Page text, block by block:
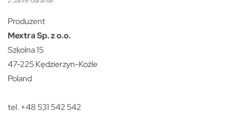
Produzent
Mextra Sp. z o.o.
Szkolna 15
47-225 Kędzierzyn-Koźle
Poland
tel. +48 531 542 542